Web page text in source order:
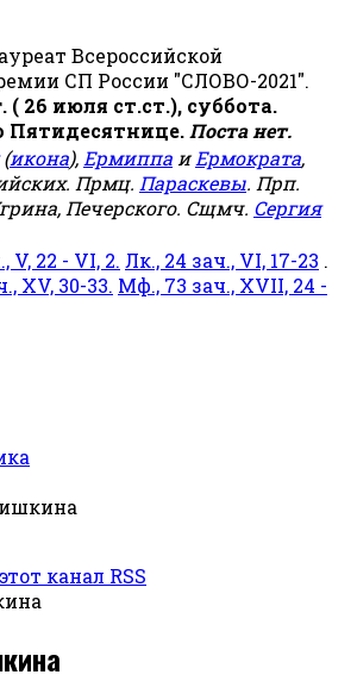
Всероссийской
СП России "СЛОВО-2021".
( 26 июля ст.ст.), суббота.
Пятидесятнице. Поста нет.
(икона), Ермиппа иЕрмократа,
Прмц. Параскевы. Прп.
Печерского. Сщмч. Сергия
V, 22 - VI, 2. Лк., 24 зач., VI, 17-23 .
XV, 30-33. Мф., 73 зач., XVII, 24 -
канал RSS